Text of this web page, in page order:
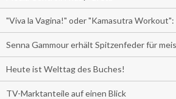
"Viva la Vagina!" oder "Kamasutra Workout":
Senna Gammour erhält Spitzenfeder für
Heute ist Welttag des Buches!
TV-Marktanteile auf einen Blick